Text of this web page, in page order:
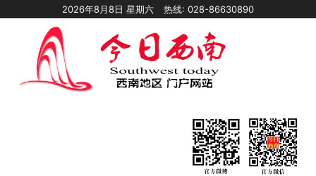
2026年8月8日 星期六 热线: 028-86630890